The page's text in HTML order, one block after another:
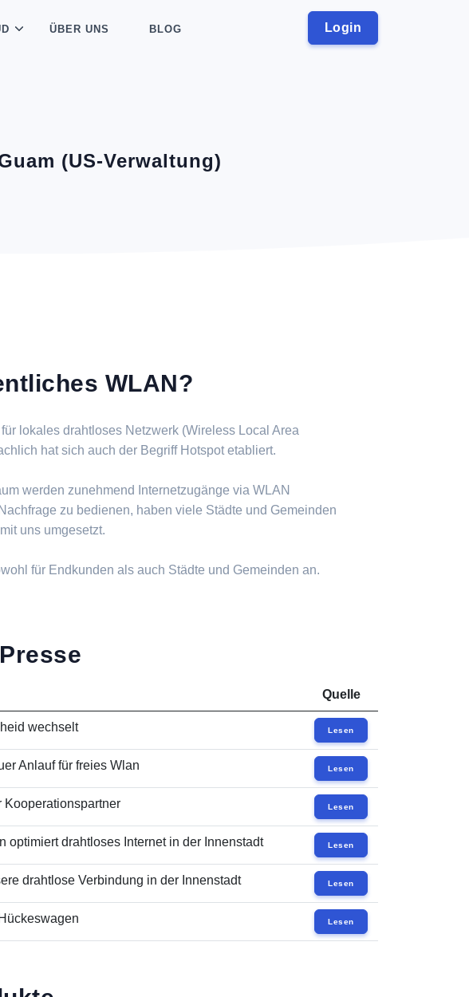
Login
ÜBER UNS BLOG
(US-Verwaltung)
WLAN?
lokales drahtloses Netzwerk (Wireless Local Area
hat sich auch der Begriff Hotspot etabliert.
werden zunehmend Internetzugänge via WLAN
zu bedienen, haben viele Städte und Gemeinden
uns umgesetzt.
für Endkunden als auch Städte und Gemeinden an.
Quelle
wechselt Lesen
Anlauf für freies Wlan Lesen
Kooperationspartner Lesen
optimiert drahtloses Internet in der Innenstadt Lesen
drahtlose Verbindung in der Innenstadt Lesen
Lesen